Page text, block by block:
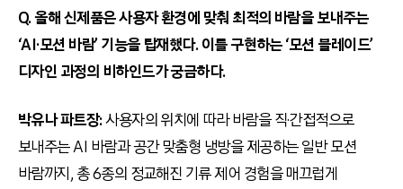
Q. 올해 신제품은 사용자 환경에 맞춰 최적의 바람을 보내주는
‘AI·모션 바람’ 기능을 탑재했다. 이를 구현하는 ‘모션 블레이드’
디자인 과정의 비하인드가 궁금하다.
박유나 파트장:사용자의 위치에 따라 바람을 직·간접적으로
보내주는 AI 바람과 공간 맞춤형 냉방을 제공하는 일반 모션
바람까지, 총 6종의 정교해진 기류 제어 경험을 매끄럽게